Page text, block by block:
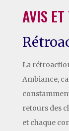
AVIS ET
La
Ambiance,
retours des
et chaque